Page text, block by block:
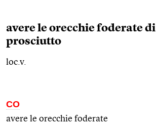
avere le orecchie foderate di
prosciutto
loc.v.
CO
avere le orecchie foderate